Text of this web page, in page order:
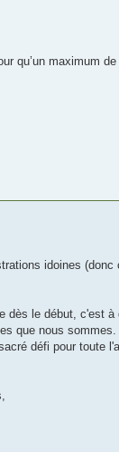
qu’un maximum
idoines (donc
dès le début, c'est à
que nous
défi pour toute